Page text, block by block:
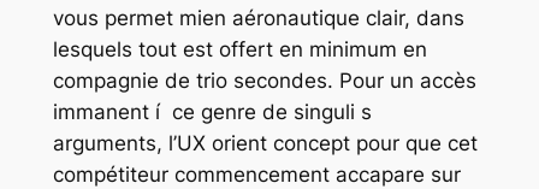
vous permet mien aéronautique clair, dans
lesquels tout est offert en minimum en
compagnie de trio secondes. Pour un accès
immanent í ce genre de singuli s
arguments, l’UX orient concept pour que cet
compétiteur commencement accapare sur